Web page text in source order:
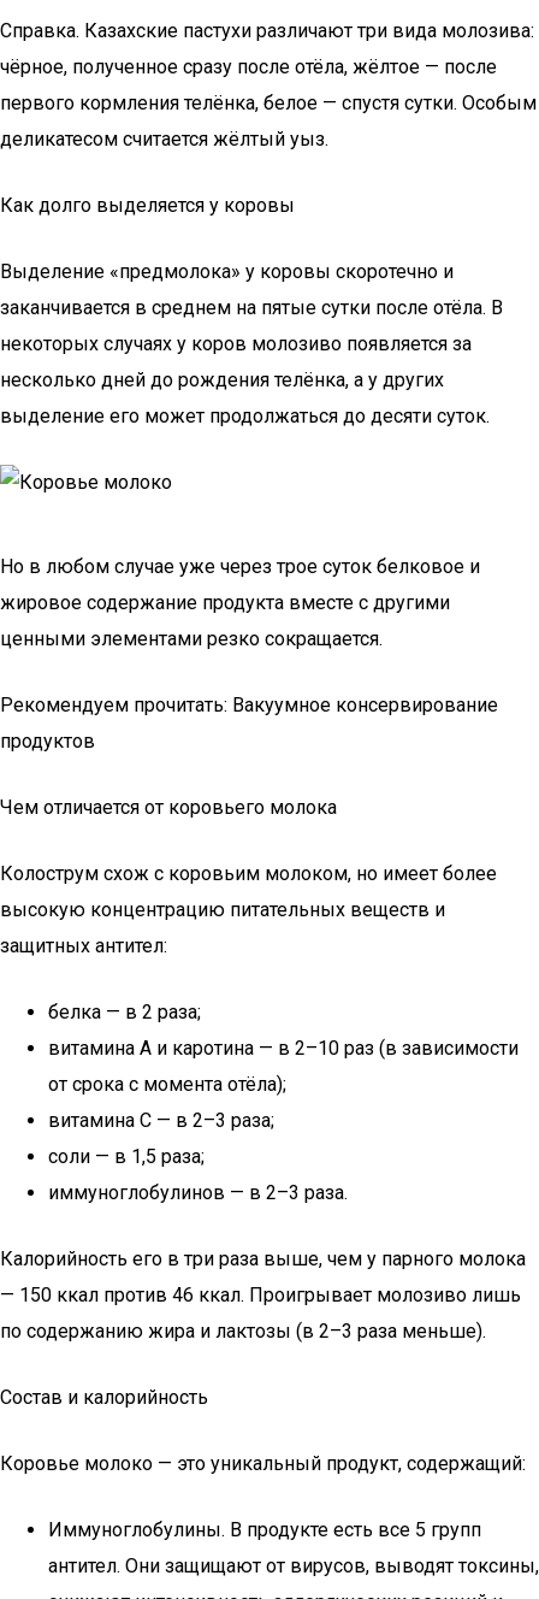
Справка. Казахские пастухи различают три вида молозива:
чёрное, полученное сразу после отёла, жёлтое — после
первого кормления телёнка, белое — спустя сутки. Особым
деликатесом считается жёлтый уыз.
Как долго выделяется у коровы
Выделение «предмолока» у коровы скоротечно и
заканчивается в среднем на пятые сутки после отёла. В
некоторых случаях у коров молозиво появляется за
несколько дней до рождения телёнка, а у других
выделение его может продолжаться до десяти суток.
Но в любом случае уже через трое суток белковое и
жировое содержание продукта вместе с другими
ценными элементами резко сокращается.
Рекомендуем прочитать: Вакуумное консервирование
продуктов
Чем отличается от коровьего молока
Колострум схож с коровьим молоком, но имеет более
высокую концентрацию питательных веществ и
защитных антител:
белка — в 2 раза;
витамина A и каротина — в 2–10 раз (в зависимости
от срока с момента отёла);
витамина C — в 2–3 раза;
соли — в 1,5 раза;
иммуноглобулинов — в 2–3 раза.
Калорийность его в три раза выше, чем у парного молока
— 150 ккал против 46 ккал. Проигрывает молозиво лишь
по содержанию жира и лактозы (в 2–3 раза меньше).
Состав и калорийность
Коровье молоко — это уникальный продукт, содержащий:
Иммуноглобулины. В продукте есть все 5 групп
антител. Они защищают от вирусов, выводят токсины,